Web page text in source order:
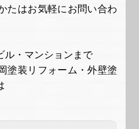
たはお気軽にお問い合わ
ル・マンションまで
塗装リフォーム・外壁塗